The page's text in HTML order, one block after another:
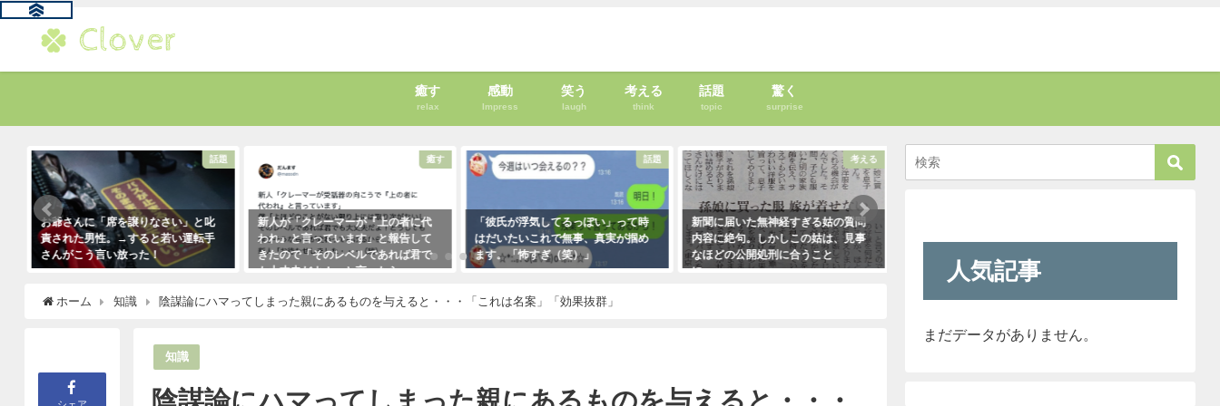
癒す
relax
感動
Impress
笑う
laugh
考える
think
話題
topic
驚く
surprise
話題
お爺さんに「席を譲りなさい」と叱
責された男性。→すると若い運転手
さんがこう言い放った！
癒す
新人が「クレーマーが『上の者に代
われ』と言っています」と報告して
きたので「そのレベルであれば君で
も大丈夫だよ！」と言ったら・・・
（笑）
話題
「彼氏が浮気してるっぽい」って時
はだいたいこれで無事、真実が掴め
ます。「怖すぎ（笑）」
考える
新聞に届いた無神経すぎる姑の質問
内容に絶句。しかしこの姑は、見事
なほどの公開処刑に合うこと
に・・・
2021年5月2日
（笑）
ホーム 知識 陰謀論にハマってしまった親にあるものを与えると・・・「これは名案」「効果抜群」
知識
陰謀論にハマってしまった親にあるものを与えると・・・
人気記事
まだデータがありません。